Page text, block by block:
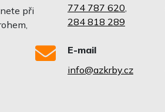
při
774 787 620,
284 818 289
E-mail
info@azkrby.cz